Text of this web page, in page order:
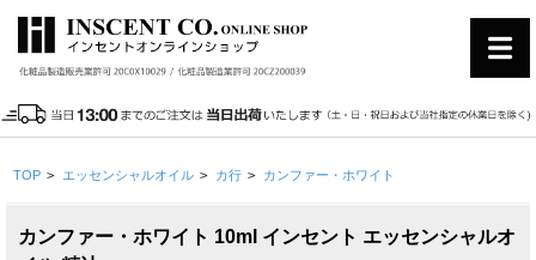
TOP > エッセンシャルオイル > カ行 > カンファー・ホワイト
カンファー・ホワイト 10ml インセント エッセンシャルオ